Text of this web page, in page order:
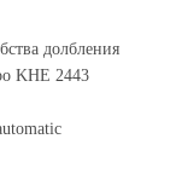
долбления
KHE 2443